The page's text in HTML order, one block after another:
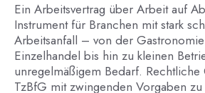
Ein Arbeitsvertrag über Arbeit auf
Instrument für Branchen mit stark
Arbeitsanfall – von der
Einzelhandel bis hin zu kleinen
unregelmäßigem Bedarf. Rechtliche
TzBfG mit zwingenden Vorgaben